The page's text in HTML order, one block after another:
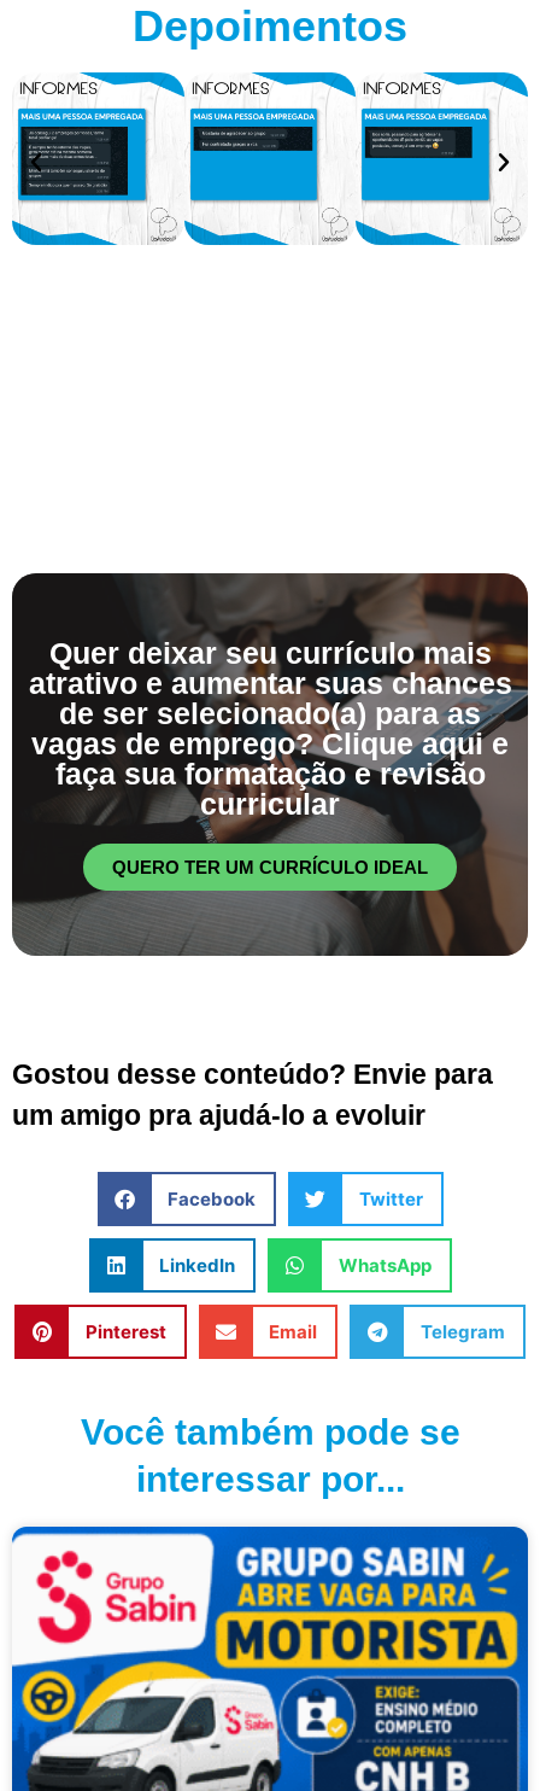
Depoimentos
Quer deixar seu currículo mais
atrativo e aumentar suas chances
de ser selecionado(a) para as
vagas de emprego? Clique aqui e
faça sua formatação e revisão
curricular
QUERO TER UM CURRÍCULO IDEAL
Gostou desse conteúdo? Envie para
um amigo pra ajudá-lo a evoluir
Facebook Twitter
LinkedIn WhatsApp
Pinterest Email Telegram
Você também pode se
interessar por...